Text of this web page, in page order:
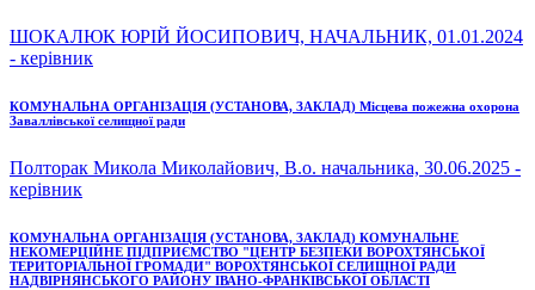
ШОКАЛЮК ЮРІЙ ЙОСИПОВИЧ, НАЧАЛЬНИК, 01.01.2024
- керівник
КОМУНАЛЬНА ОРГАНІЗАЦІЯ (УСТАНОВА, ЗАКЛАД) Місцева пожежна охорона
Заваллівської селищної ради
Полторак Микола Миколайович, В.о. начальника, 30.06.2025 -
керівник
КОМУНАЛЬНА ОРГАНІЗАЦІЯ (УСТАНОВА, ЗАКЛАД) КОМУНАЛЬНЕ
НЕКОМЕРЦІЙНЕ ПІДПРИЄМСТВО "ЦЕНТР БЕЗПЕКИ ВОРОХТЯНСЬКОЇ
ТЕРИТОРІАЛЬНОЇ ГРОМАДИ" ВОРОХТЯНСЬКОЇ СЕЛИЩНОЇ РАДИ
НАДВІРНЯНСЬКОГО РАЙОНУ ІВАНО-ФРАНКІВСЬКОЇ ОБЛАСТІ